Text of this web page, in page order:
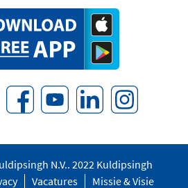
N.V.. 2022 Kuldipsingh
Vacatures Missie & Visie